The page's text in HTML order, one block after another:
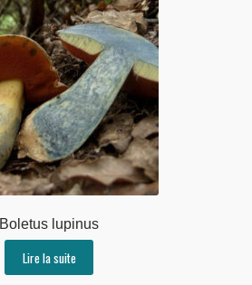
Boletus lupinus
Lire la suite